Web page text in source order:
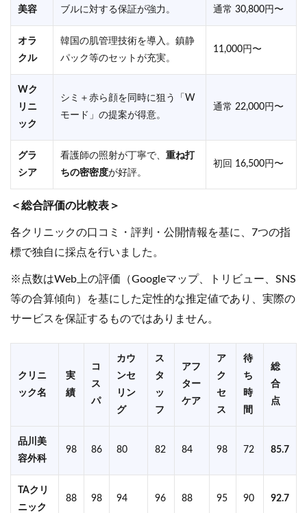
美容
ブルに対する保証が強力。
通常 30,800円〜
オラ
クル
韓国の肌管理技術を導入。鎮静
パック等のセットが充実。
11,000円〜
Wク
リニ
ック
シミ＋赤ら顔を同時に狙う「W
モード」の提案が得意。
通常 22,000円〜
グラ
シア
看護師の照射が丁寧で、 重ね打
ちの密密度が好評。
初回 16,500円〜
＜総合評価の比較表＞
各クリニックの口コミ・評判・公開情報を基に、7つの指
標で独自に採点を行いました。
※点数はWeb上の評価（Googleマップ、トリビュー、SNS
等の合算傾向）を基にした定性的な推定値であり、実際の
サービスを保証するものではありません。
クリニ
ック名
実
績
コ
ス
パ
カウ
ンセ
リン
グ
ス
タ
ッ
フ
アフ
ター
ケア
ア
ク
セ
ス
待
ち
時
間
総
合
点
品川美
容外科
98 86 80 82 84 98 72 85.7
TAクリ
ニック
88 98 94 96 88 95 90 92.7